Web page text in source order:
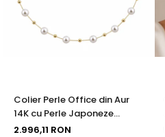
Colier Perle Office din Aur
14K cu Perle Japoneze
Akoya 5,5 mm și Bile de Aur |
2.996,11 RON